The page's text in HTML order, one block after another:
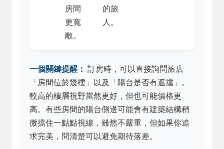
房間
更寬
敞。
的旅
人。
一個關鍵提醒： 訂房時，可以直接詢問旅店
「房間位於幾樓」以及「陽台是否有遮擋」。
較高的樓層視野當然更好，但也可能價格更
高。有些房間的陽台側邊可能會有建築結構稍
微擋住一點點視線，雖然不嚴重，但如果你追
求完美，問清楚可以避免期待落差。